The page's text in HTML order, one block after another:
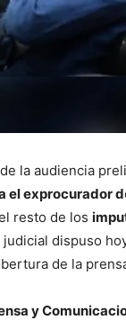
la audiencia
el exprocurador d
resto de los
judicial dispuso
de la
y